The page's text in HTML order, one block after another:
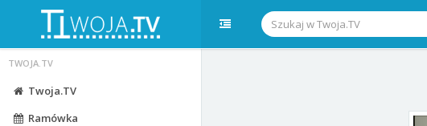
TWOJA.TV
Twoja.TV
Ramówka